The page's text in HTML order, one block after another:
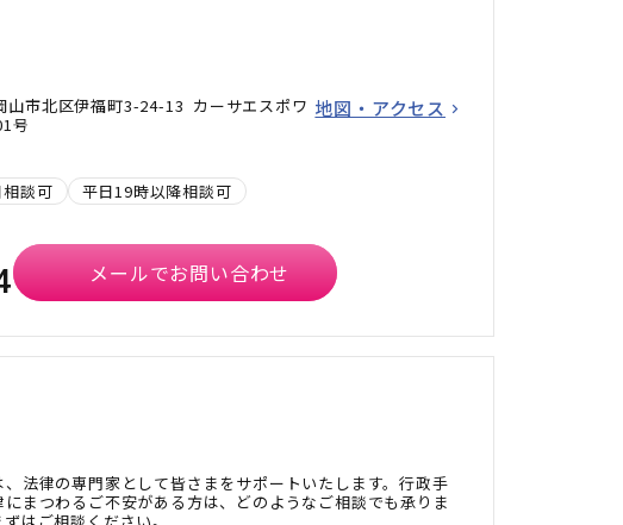
山市北区伊福町3-24-13 カーサエスポワ
号
地図・アクセス
談可 平日19時以降相談可
メールでお問い合わせ
、法律の専門家として皆さまをサポートいたします。行政手
にまつわるご不安がある方は、どのようなご相談でも承りま